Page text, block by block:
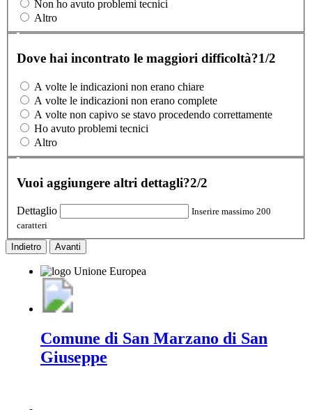
Non ho avuto problemi tecnici
Altro
Dove hai incontrato le maggiori difficoltà?1/2
A volte le indicazioni non erano chiare
A volte le indicazioni non erano complete
A volte non capivo se stavo procedendo correttamente
Ho avuto problemi tecnici
Altro
Vuoi aggiungere altri dettagli?2/2
Dettaglio
Inserire massimo 200
caratteri
Indietro Avanti
Comune di San Marzano di San
Giuseppe